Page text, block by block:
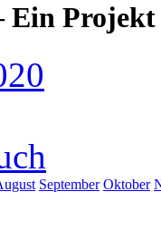
September Oktober